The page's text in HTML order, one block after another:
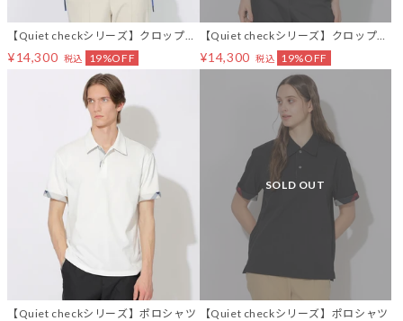
【Quiet checkシリーズ】クロップド
リボンシャツ
¥14,300 税込 19%OFF
【Quiet checkシリーズ】クロップド
リボンシャツ
¥14,300 税込 19%OFF
【Quiet checkシリーズ】ポロシャツ
SOLD OUT
【Quiet checkシリーズ】ポロシャツ